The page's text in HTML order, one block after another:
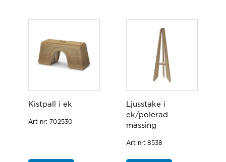
Kistpall i ek
Art nr: 702530
Ljusstake i
ek/polerad
mässing
Art nr: 8538